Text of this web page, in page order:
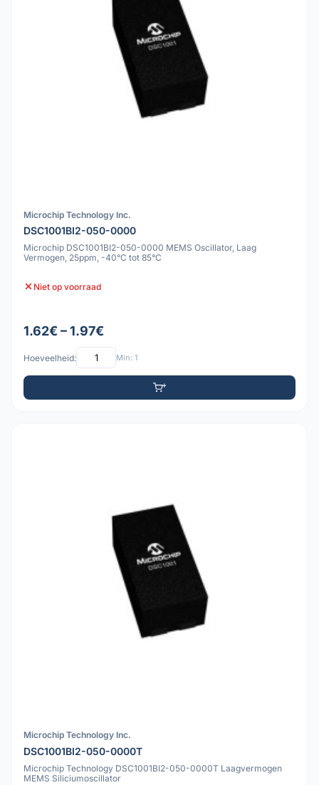
Microchip Technology Inc.
DSC1001BI2-050-0000
Microchip DSC1001BI2-050-0000 MEMS Oscillator, Laag
Vermogen, 25ppm, -40°C tot 85°C
Niet op voorraad
1.62€ – 1.97€
Hoeveelheid: Min: 1
Microchip Technology Inc.
DSC1001BI2-050-0000T
Microchip Technology DSC1001BI2-050-0000T Laagvermogen
MEMS Siliciumoscillator